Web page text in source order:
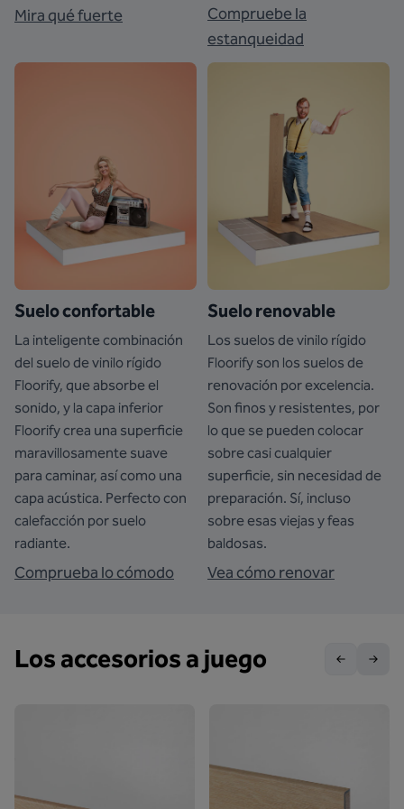
Mira qué fuerte
Compruebe la
estanqueidad
Suelo confortable
La inteligente combinación
del suelo de vinilo rígido
Floorify, que absorbe el
sonido, y la capa inferior
Floorify crea una superficie
maravillosamente suave
para caminar, así como una
capa acústica. Perfecto con
calefacción por suelo
radiante.
Comprueba lo cómodo
Suelo renovable
Los suelos de vinilo rígido
Floorify son los suelos de
renovación por excelencia.
Son finos y resistentes, por
lo que se pueden colocar
sobre casi cualquier
superficie, sin necesidad de
preparación. Sí, incluso
sobre esas viejas y feas
baldosas.
Vea cómo renovar
Los accesorios a juego